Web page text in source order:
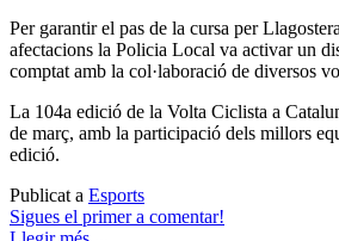
Per garantir el pas de la cursa per
afectacions la Policia Local va activar un
comptat amb la col·laboració de diversos
La 104a edició de la Volta Ciclista a
de març, amb la participació dels millors
edició.
Publicat a Esports
Sigues el primer a comentar!